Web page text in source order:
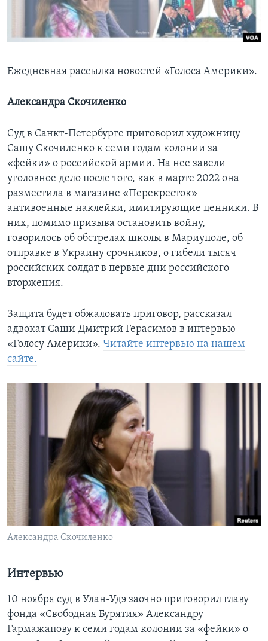
Learning English
Языки
Ежедневная рассылка новостей «Голоса Америки».
Александра Скочиленко
Суд в Санкт-Петербурге приговорил художницу
Сашу Скочиленко к семи годам колонии за
«фейки» о российской армии. На нее завели
уголовное дело после того, как в марте 2022 она
разместила в магазине «Перекресток»
антивоенные наклейки, имитирующие ценники. В
них, помимо призыва остановить войну,
говорилось об обстрелах школы в Мариуполе, об
отправке в Украину срочников, о гибели тысяч
российских солдат в первые дни российского
вторжения.
Защита будет обжаловать приговор, рассказал
адвокат Cаши Дмитрий Герасимов в интервью
«Голосу Америки». Читайте интервью на нашем
сайте.
Александра Скочиленко
Интервью
10 ноября суд в Улан-Удэ заочно приговорил главу
фонда «Свободная Бурятия» Александру
Гармажапову к семи годам колонии за «фейки» о